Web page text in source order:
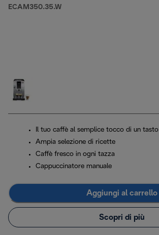
ECAM350.35.W
Il tuo caffè al semplice tocco di un tasto
Ampia selezione di ricette
Caffè fresco in ogni tazza
Cappuccinatore manuale
Aggiungi al carrello
Scopri di più